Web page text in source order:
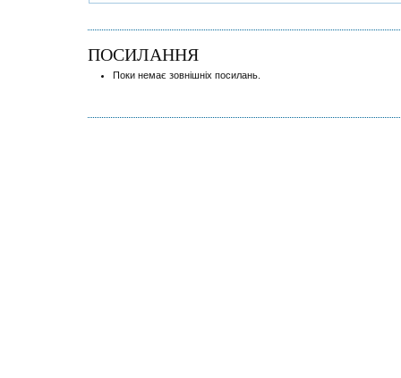
ПОСИЛАННЯ
Поки немає зовнішніх посилань.